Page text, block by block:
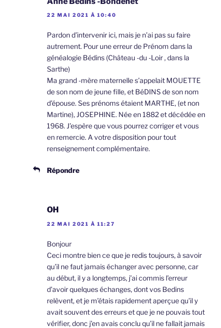
22 MAI 2021 À 10:40
Pardon d’intervenir ici, mais je n’ai pas su faire
autrement. Pour une erreur de Prénom dans la
généalogie Bédins (Château -du -Loir , dans la
Sarthe)
Ma grand -mère maternelle s’appelait MOUETTE
de son nom de jeune fille, et BéDINS de son nom
d’épouse. Ses prénoms étaient MARTHE, (et non
Martine), JOSEPHINE. Née en 1882 et décédée en
1968. J’espère que vous pourrez corriger et vous
en remercie. A votre disposition pour tout
renseignement complémentaire.
Répondre
OH
22 MAI 2021 À 11:27
Bonjour
Ceci montre bien ce que je redis toujours, à savoir
qu’il ne faut jamais échanger avec personne, car
au début, il y a longtemps, j’ai commis l’erreur
d’avoir quelques échanges, dont vos Bedins
relèvent, et je m’étais rapidement aperçue qu’il y
avait souvent des erreurs et que je ne pouvais tout
vérifier, donc j’en avais conclu qu’il ne fallait jamais